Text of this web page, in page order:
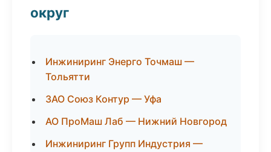
округ
Инжиниринг Энерго Точмаш —
Тольятти
ЗАО Союз Контур — Уфа
АО ПроМаш Лаб — Нижний Новгород
Инжиниринг Групп Индустрия —